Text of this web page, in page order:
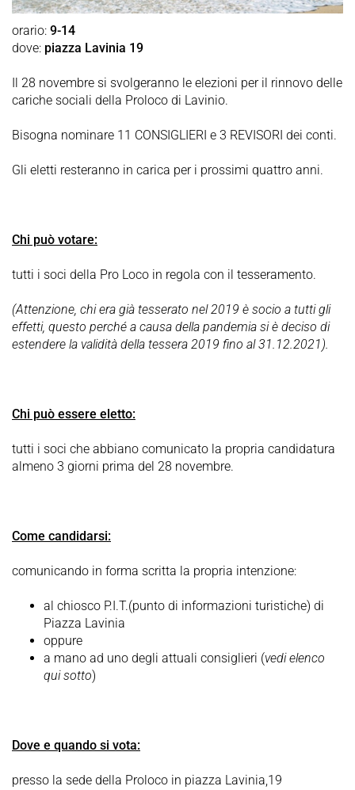
orario: 9-14
dove: piazza Lavinia 19
Il 28 novembre si svolgeranno le elezioni per il rinnovo delle
cariche sociali della Proloco di Lavinio.
Bisogna nominare 11 CONSIGLIERI e 3 REVISORI dei conti.
Gli eletti resteranno in carica per i prossimi quattro anni.
Chi può votare:
tutti i soci della Pro Loco in regola con il tesseramento.
(Attenzione, chi era già tesserato nel 2019 è socio a tutti gli
effetti, questo perché a causa della pandemia si è deciso di
estendere la validità della tessera 2019 fino al 31.12.2021).
Chi può essere eletto:
tutti i soci che abbiano comunicato la propria candidatura
almeno 3 giorni prima del 28 novembre.
Come candidarsi:
comunicando in forma scritta la propria intenzione:
al chiosco P.I.T.(punto di informazioni turistiche) di
Piazza Lavinia
oppure
a mano ad uno degli attuali consiglieri (vedi elenco
qui sotto)
Dove e quando si vota:
presso la sede della Proloco in piazza Lavinia,19